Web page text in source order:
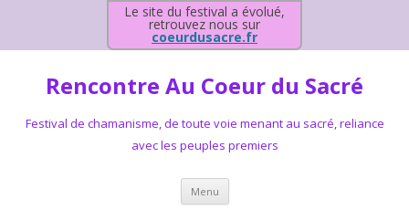
Le site du festival a évolué,
retrouvez nous sur
coeurdusacre.fr
Rencontre Au Coeur du Sacré
Festival de chamanisme, de toute voie menant au sacré, reliance
avec les peuples premiers
Menu Aller au contenu principal